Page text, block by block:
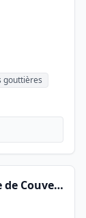
gouttières
Raymond Cap Couverture-Entreprise de Couverture a Paris et Val de Marne